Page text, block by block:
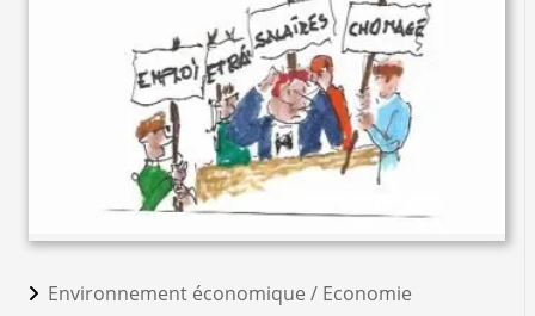
Environnement économique / Economie